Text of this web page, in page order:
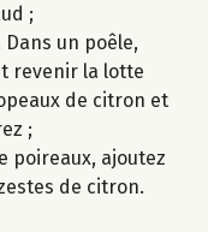
;
un poêle,
revenir la lotte
de citron et
;
poireaux, ajoutez
de citron.